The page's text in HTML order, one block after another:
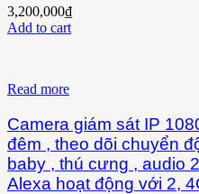
3,200,000₫
Add to cart
Read more
Camera giám sát IP
đêm , theo dõi chuyển
baby , thú cưng , audio
Alexa hoạt động với 2,